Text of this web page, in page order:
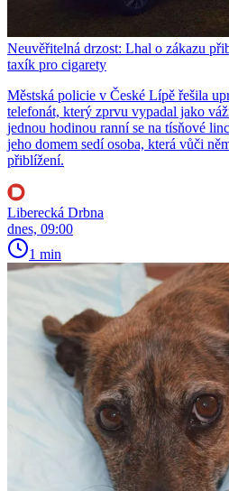
Neuvěřitelná drzost: Lhal o zákazu
taxík pro cigarety
Městská policie v České Lípě řešila
telefonát, který zprvu vypadal jako
jednou hodinou ranní se na tísňové
jeho domem sedí osoba, která vůči
přiblížení.
Liberecká Drbna
dnes, 09:00
1 min